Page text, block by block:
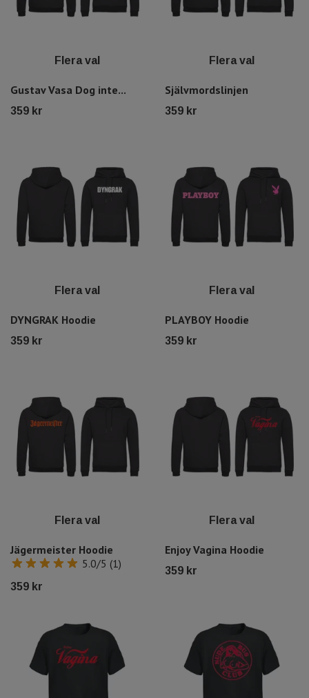
Flera val
Gustav Vasa Dog inte...
359 kr
Flera val
Självmordslinjen
359 kr
Flera val
DYNGRAK Hoodie
359 kr
Flera val
PLAYBOY Hoodie
359 kr
Flera val
Jägermeister Hoodie
5.0/5 (1)
359 kr
Flera val
Enjoy Vagina Hoodie
359 kr